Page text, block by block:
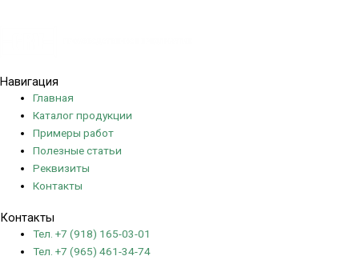
Навигация
Главная
Каталог продукции
Примеры работ
Полезные статьи
Реквизиты
Контакты
Контакты
Тел. +7 (918) 165-03-01
Тел. +7 (965) 461-34-74